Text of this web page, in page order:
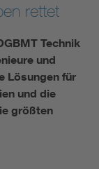
rettet
Technik
und
Lösungen für
und die
größten